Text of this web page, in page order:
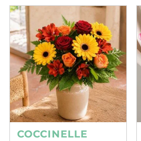
COCCINELLE